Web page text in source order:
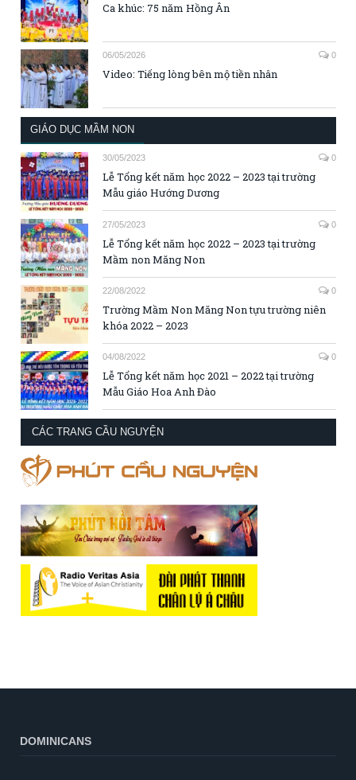
Ca khúc: 75 năm Hồng Ân
06/05/2026 0
Video: Tiếng lòng bên mộ tiền nhân
GIÁO DỤC MẦM NON
30/05/2023 0
Lễ Tổng kết năm học 2022 – 2023 tại trường
Mẫu giáo Hướng Dương
27/05/2023 0
Lễ Tổng kết năm học 2022 – 2023 tại trường
Mầm non Măng Non
22/08/2022 0
Trường Mầm Non Măng Non tựu trường niên
khóa 2022 – 2023
04/08/2022 0
Lễ Tổng kết năm học 2021 – 2022 tại trường
Mẫu Giáo Hoa Anh Đào
CÁC TRANG CẦU NGUYỆN
DOMINICANS